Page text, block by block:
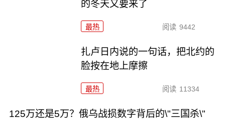
的冬天又要来了
最热 阅读 9442
扎卢日内说的一句话，把北约的
脸按在地上摩擦
最热 阅读 11334
125万还是5万？俄乌战损数字背后的\"三国杀\"